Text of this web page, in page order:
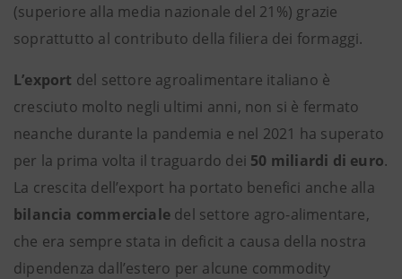
(superiore alla media nazionale del 21%) grazie
soprattutto al contributo della filiera dei formaggi.
L’export del settore agroalimentare italiano è
cresciuto molto negli ultimi anni, non si è fermato
neanche durante la pandemia e nel 2021 ha superato
per la prima volta il traguardo dei 50 miliardi di euro.
La crescita dell’export ha portato benefici anche alla
bilancia commerciale del settore agro-alimentare,
che era sempre stata in deficit a causa della nostra
dipendenza dall’estero per alcune commodity